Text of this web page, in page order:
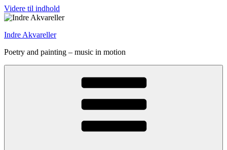
Videre til indhold
Indre Akvareller
Poetry and painting – music in motion